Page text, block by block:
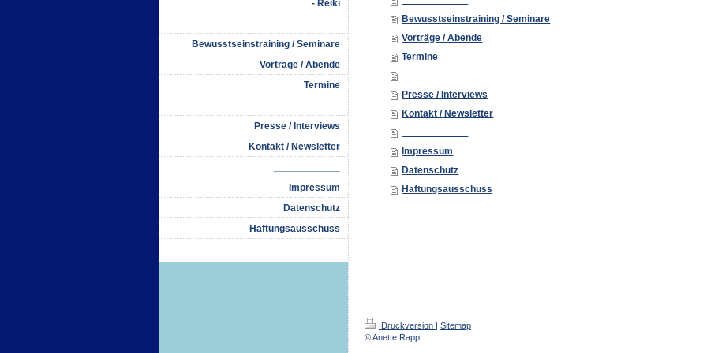
Bewusstseinstraining / Seminare
Vorträge / Abende
Termine
Presse / Interviews
Kontakt / Newsletter
Impressum
Datenschutz
Haftungsausschuss
- Reiki
Bewusstseinstraining / Seminare
Vorträge / Abende
Termine
Presse / Interviews
Kontakt / Newsletter
Impressum
Datenschutz
Haftungsausschuss
Druckversion | Sitemap
© Anette Rapp